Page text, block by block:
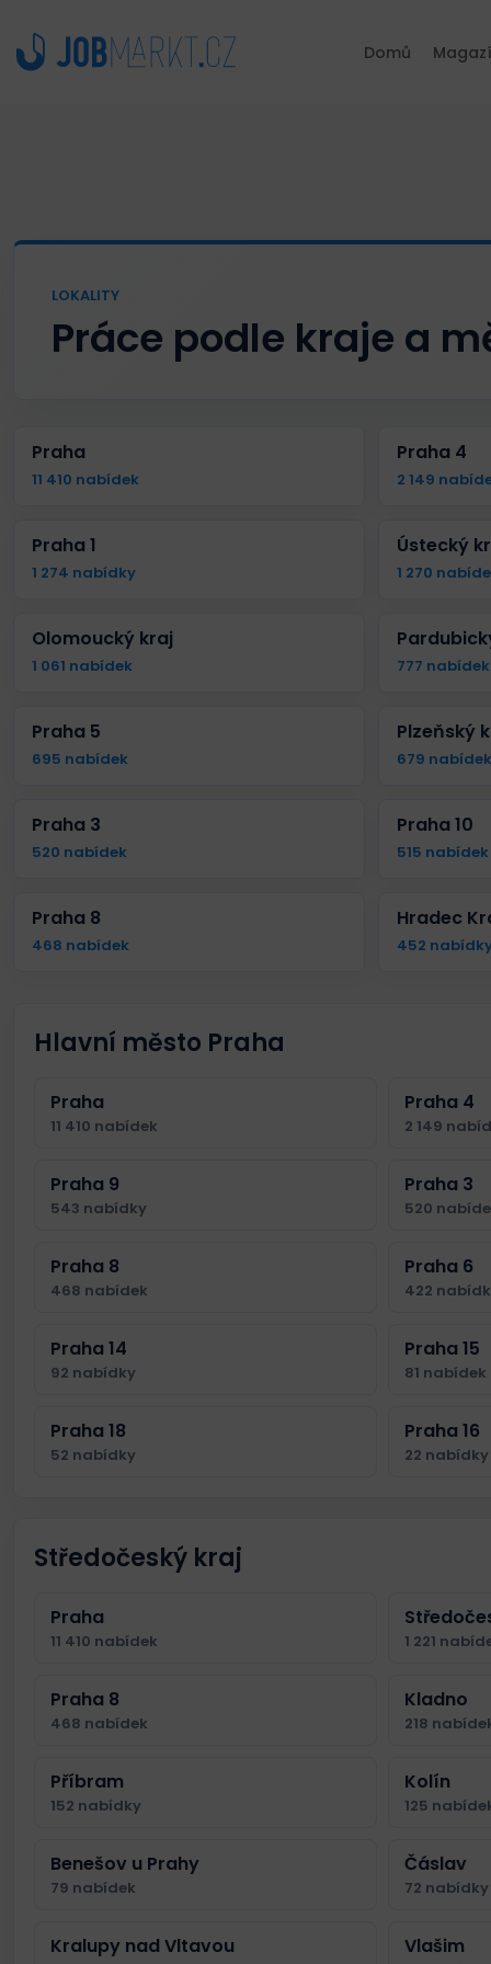
Domů
LOKALITY
Práce podle kraje a
Praha
11 410 nabídek
Praha 4
2 149
Praha 1
1 274 nabídky
Ústecký
1 270
Olomoucký kraj
1 061 nabídek 777 nabídek
Praha 5
695 nabídek
Plzeňský
679 nabídek
Praha 3
520 nabídek
Praha 10
515 nabídek
Praha 8
468 nabídek
Hradec
452
Hlavní město Praha
Praha
11 410 nabídek
Praha 4
2 149
Praha 9
543 nabídky
Praha 3
520
Praha 8
468 nabídek
Praha 6
422
Praha 14
92 nabídky
Praha 15
81 nabídek
Praha 18
52 nabídky
Praha 16
22 nabídky
Středočeský kraj
Praha
11 410 nabídek 1 221
Praha 8
468 nabídek
Kladno
218
Příbram
152 nabídky
Kolín
125
Benešov u Prahy
79 nabídek
Čáslav
72 nabídky
Kralupy nad Vltavou Vlašim